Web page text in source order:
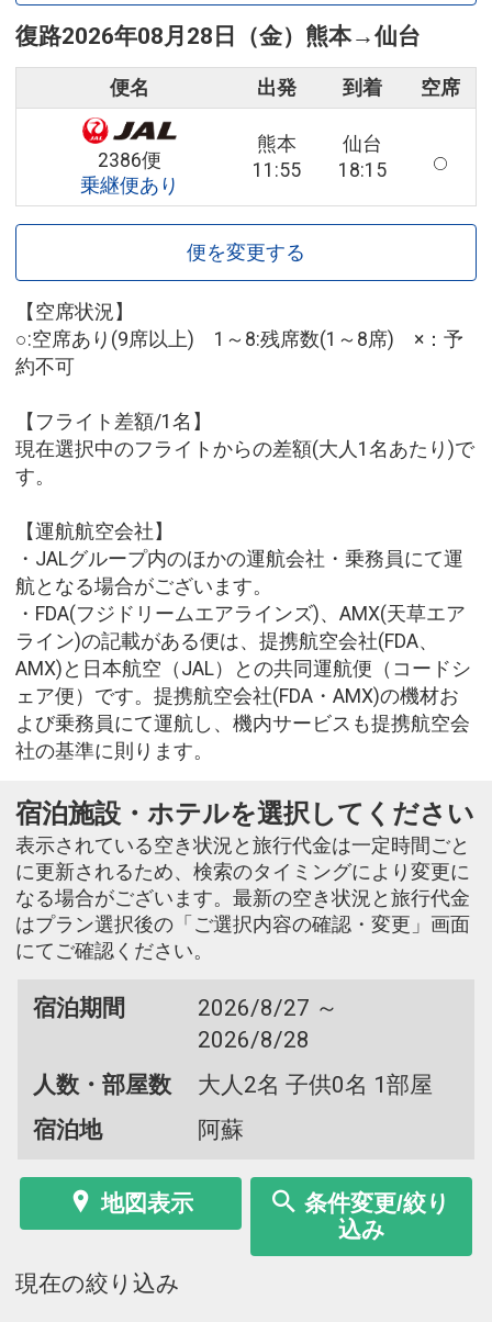
復路2026年08月28日（金） 熊本→仙台
便名 出発 到着 空席
2386便
乗継便あり
熊本
11:55
仙台
18:15
便を変更する
【空席状況】
○:空席あり(9席以上) 1～8:残席数(1～8席) ×：予
約不可
【フライト差額/1名】
現在選択中のフライトからの差額(大人1名あたり)で
す。
【運航航空会社】
・JALグループ内のほかの運航会社・乗務員にて運
航となる場合がございます。
・FDA(フジドリームエアラインズ)、AMX(天草エア
ライン)の記載がある便は、提携航空会社(FDA、
AMX)と日本航空（JAL）との共同運航便（コードシ
ェア便）です。提携航空会社(FDA・AMX)の機材お
よび乗務員にて運航し、機内サービスも提携航空会
社の基準に則ります。
宿泊施設・ホテルを選択してください
表示されている空き状況と旅行代金は一定時間ごと
に更新されるため、検索のタイミングにより変更に
なる場合がございます。最新の空き状況と旅行代金
はプラン選択後の「ご選択内容の確認・変更」画面
にてご確認ください。
宿泊期間
2026/8/27 ～
2026/8/28
人数・部屋数
大人2名 子供0名 1部屋
宿泊地
阿蘇
地図表示
条件変更/絞り
込み
現在の絞り込み